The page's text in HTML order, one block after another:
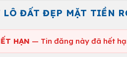
LÔ ĐẤT ĐẸP MẶT TIỀN
HẠN — Tin đăng này đã hết